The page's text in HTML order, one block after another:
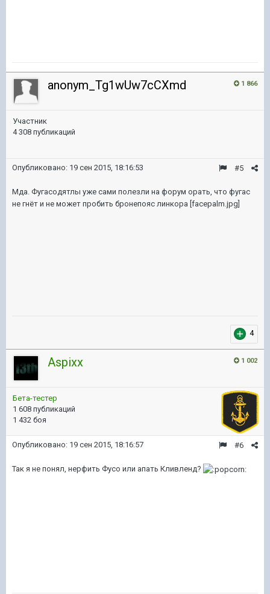
1 866
anonym_Tg1wUw7cCXmd
Участник
4 308 публикаций
#5
Опубликовано: 19 сен 2015, 18:16:53
Мда. Фугасодятлы уже сами полезли на форум орать, что фугас
не гнёт и не может пробить бронепояс линкора [facepalm.jpg]
4
1 002
Aspixx
Бета-тестер
1 608 публикаций
1 432 боя
#6
Опубликовано: 19 сен 2015, 18:16:57
Так я не понял, нерфить Фусо или апать Кливленд?